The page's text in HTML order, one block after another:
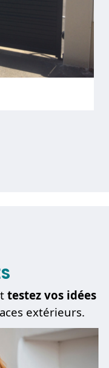
testez vos idées
extérieurs.